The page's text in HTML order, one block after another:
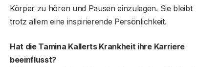
Körper zu hören und Pausen einzulegen. Sie bleibt
trotz allem eine inspirierende Persönlichkeit.
Hat die Tamina KallertsKrankheit ihre Karriere
beeinflusst?